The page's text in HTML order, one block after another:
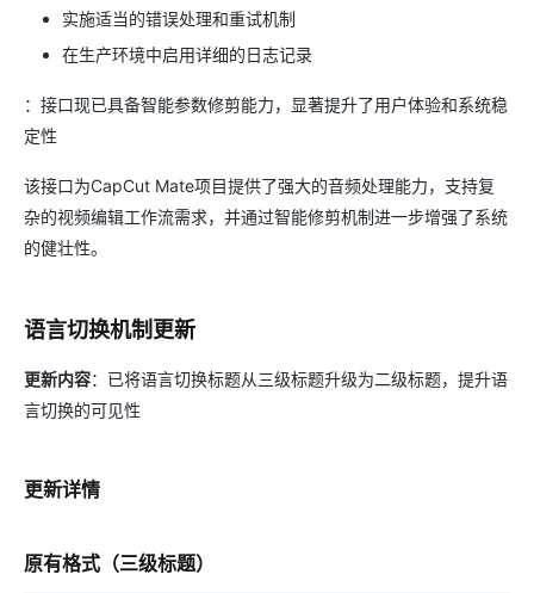
实施适当的错误处理和重试机制
在生产环境中启用详细的日志记录
：接口现已具备智能参数修剪能力，显著提升了用户体验和系统稳
定性
该接口为CapCut Mate项目提供了强大的音频处理能力，支持复
杂的视频编辑工作流需求，并通过智能修剪机制进一步增强了系统
的健壮性。
语言切换机制更新
更新内容：已将语言切换标题从三级标题升级为二级标题，提升语
言切换的可见性
更新详情
原有格式（三级标题）